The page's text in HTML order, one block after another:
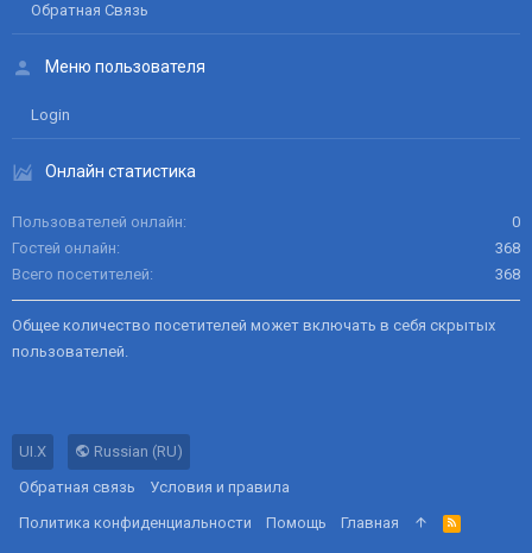
Обратная Связь
Меню пользователя
Login
Онлайн статистика
Пользователей онлайн
0
Гостей онлайн
368
Всего посетителей
368
Общее количество посетителей может включать в себя скрытых
пользователей.
UI.X
Russian (RU)
Обратная связь
Условия и правила
Политика конфиденциальности
Помощь Главная
R
S